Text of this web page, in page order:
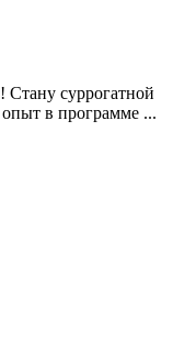
Стану суррогатной
в программе ...